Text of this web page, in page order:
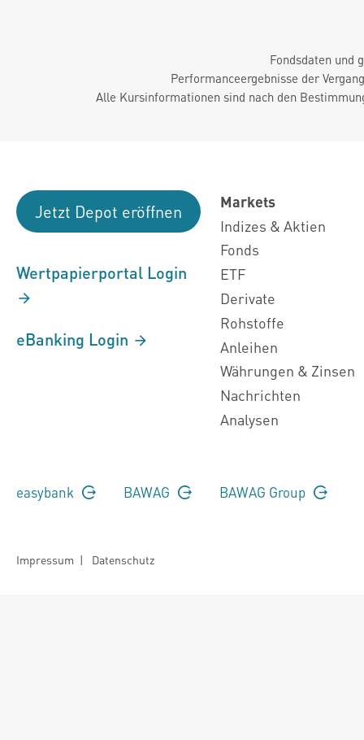
Fondsdaten und
Performanceergebnisse der
Alle Kursinformationen sind nach den
Jetzt Depot eröffnen
Wertpapierportal Login
eBanking Login
Markets
Indizes & Aktien
Fonds
ETF
Derivate
Rohstoffe
Anleihen
Währungen & Zinsen
Nachrichten
Analysen
easybank BAWAG BAWAG Group
Impressum | Datenschutz